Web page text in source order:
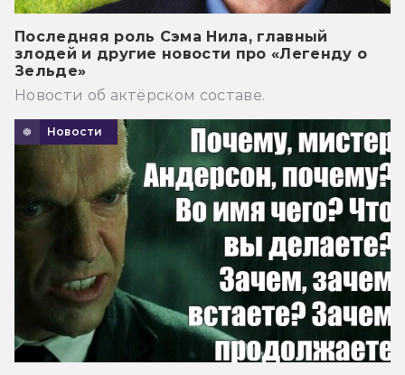
Последняя роль Сэма Нила, главный
злодей и другие новости про «Легенду о
Зельде»
Новости об актёрском составе.
Новости